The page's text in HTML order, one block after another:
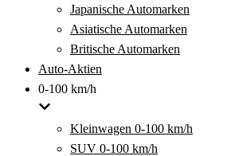
Japanische Automarken
Asiatische Automarken
Britische Automarken
Auto-Aktien
0-100 km/h
Kleinwagen 0-100 km/h
SUV 0-100 km/h